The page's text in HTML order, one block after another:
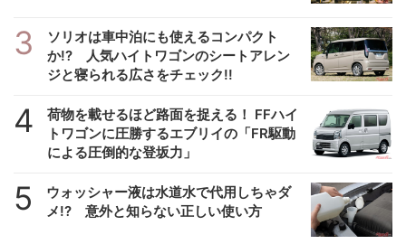
3
ソリオは車中泊にも使えるコンパクト
か!? 人気ハイトワゴンのシートアレン
ジと寝られる広さをチェック!!
4
荷物を載せるほど路面を捉える！ FFハイ
トワゴンに圧勝するエブリイの「FR駆動
による圧倒的な登坂力」
5
ウォッシャー液は水道水で代用しちゃダ
メ!? 意外と知らない正しい使い方